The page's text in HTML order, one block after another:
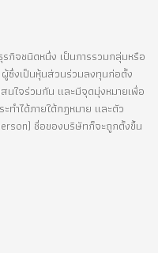
กิจชนิดหนึ่ง เป็นการรวมกลุ่มหรือ
ซึ่งเป็นหุ้นส่วนร่วมลงทุนก่อตั้ง
ใจร่วมกัน และมีจุดมุ่งหมายเพื่อ
ทำได้ภายใต้กฎหมาย และตัว
ชื่อของบริษัทก็จะถูกตั้งขึ้น